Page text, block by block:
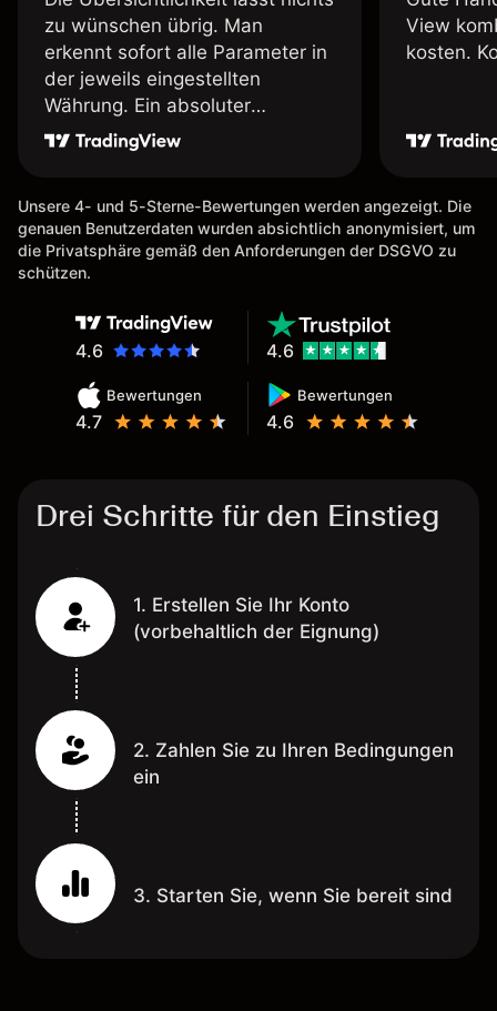
zu wünschen übrig. Man
erkennt sofort alle Parameter in
der jeweils eingestellten
Währung. Ein absoluter
Pluspunkt an dieser Stelle.
View
kosten.
Unsere 4- und 5-Sterne-Bewertungen werden angezeigt. Die
genauen Benutzerdaten wurden absichtlich anonymisiert, um
die Privatsphäre gemäß den Anforderungen der DSGVO zu
schützen.
4.6
Bewertungen
4.7
Bewertungen
4.6
4.6
Drei Schritte für den Einstieg
1. Erstellen Sie Ihr Konto
(vorbehaltlich der Eignung)
2. Zahlen Sie zu Ihren Bedingungen
ein
3. Starten Sie, wenn Sie bereit sind